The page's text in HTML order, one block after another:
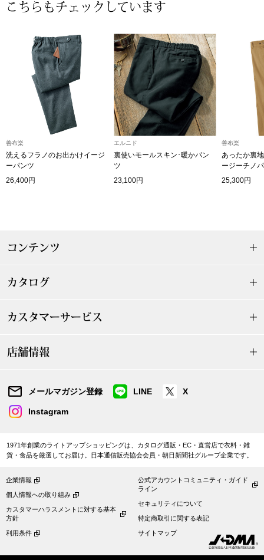
Salon de GRANDGRIS
ランド
集
ール／酒
【特集】
おすすめカタ
BOGARD
BOGARD July
RUGLOG
Tシャツ／カッ
シャツ／ブラ
タンクトップ
こちらもチェックしています
善布楽
洗えるフラノのお出かけイージ
ーパンツ
26,400円
エルニド
裏使いモールスキン･暖かパン
ツ
23,100円
善布楽
あったか裏
ージーチノ
25,300円
コンテンツ
カタログ
カスタマーサービス
店舗情報
メールマガジン登録 LINE X
Instagram
1971年創業のライトアップショッピングは、カタログ通販・EC・直営店で衣料・雑
貨・食品を厳選してお届け。日本通信販売協会会員・朝日新聞社グループ企業です。
企業情報
個人情報への取り組み
カスタマーハラスメントに対する基本
方針
利用条件
公式アカウントコミュニティ・ガイド
ライン
セキュリティについて
特定商取引に関する表記
サイトマップ